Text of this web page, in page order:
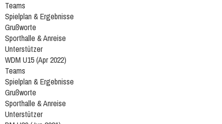
Teams
Spielplan & Ergebnisse
Grußworte
Sporthalle & Anreise
Unterstützer
WDM U15 (Apr 2022)
Teams
Spielplan & Ergebnisse
Grußworte
Sporthalle & Anreise
Unterstützer